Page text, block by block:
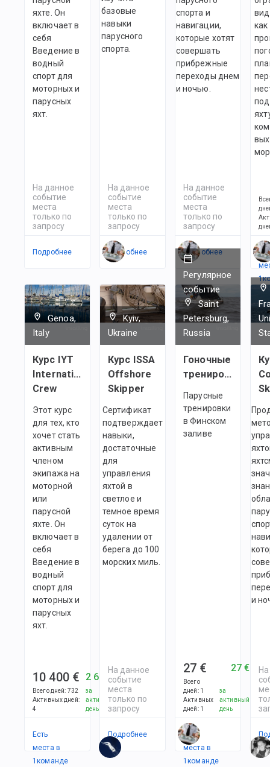
яхте. Он
включает в
себя
Введение в
водный
спорт для
моторных и
парусных
яхт.
На данное
событие
места
только по
запросу
Подробнее
базовые
навыки
парусного
спорта.
На данное
событие
места
только по
запросу
Подробнее
спорта и
навигации,
которые хотят
совершать
прибрежные
переходы днем
и ночью.
На данное
событие
места
только по
запросу
Подробнее
как
1
Genoa,
Italy
Курс IYT
International
Crew
Этот курс
для тех, кто
хочет стать
активным
членом
экипажа на
моторной
или
парусной
яхте. Он
включает в
себя
Введение в
водный
спорт для
моторных и
парусных
яхт.
10 400 €
Всего дней: 732
Активных дней:
4
2 600 €
за
активный
день
Есть
места в
1командe
Kyiv,
Ukraine
Курс ISSA
Offshore
Skipper
Сертификат
подтверждает
навыки,
достаточные
для
управления
яхтой в
светлое и
темное время
суток на
удалении от
берега до 100
морских миль.
На данное
событие
места
только по
запросу
Подробнее
Регулярное
событие
Saint
Petersburg,
Russia
Гоночные
тренировки
Парусные
тренировки
в Финском
заливе
27 €
Всего
дней: 1
Активных
дней: 1
27 €
за
активный
день
Есть
места в
1командe
и